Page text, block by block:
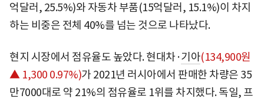
억달러, 25.5%)와 자동차 부품(15억달러, 15.1%)이 차지
하는 비중은 전체 40%를 넘는 것으로 나타났다.
현지 시장에서 점유율도 높았다. 현대차·기아(134,900원
▲ 1,300 0.97%)가 2021년 러시아에서 판매한 차량은 35
만7000대로 약 21%의 점유율로 1위를 차지했다. 독일, 프